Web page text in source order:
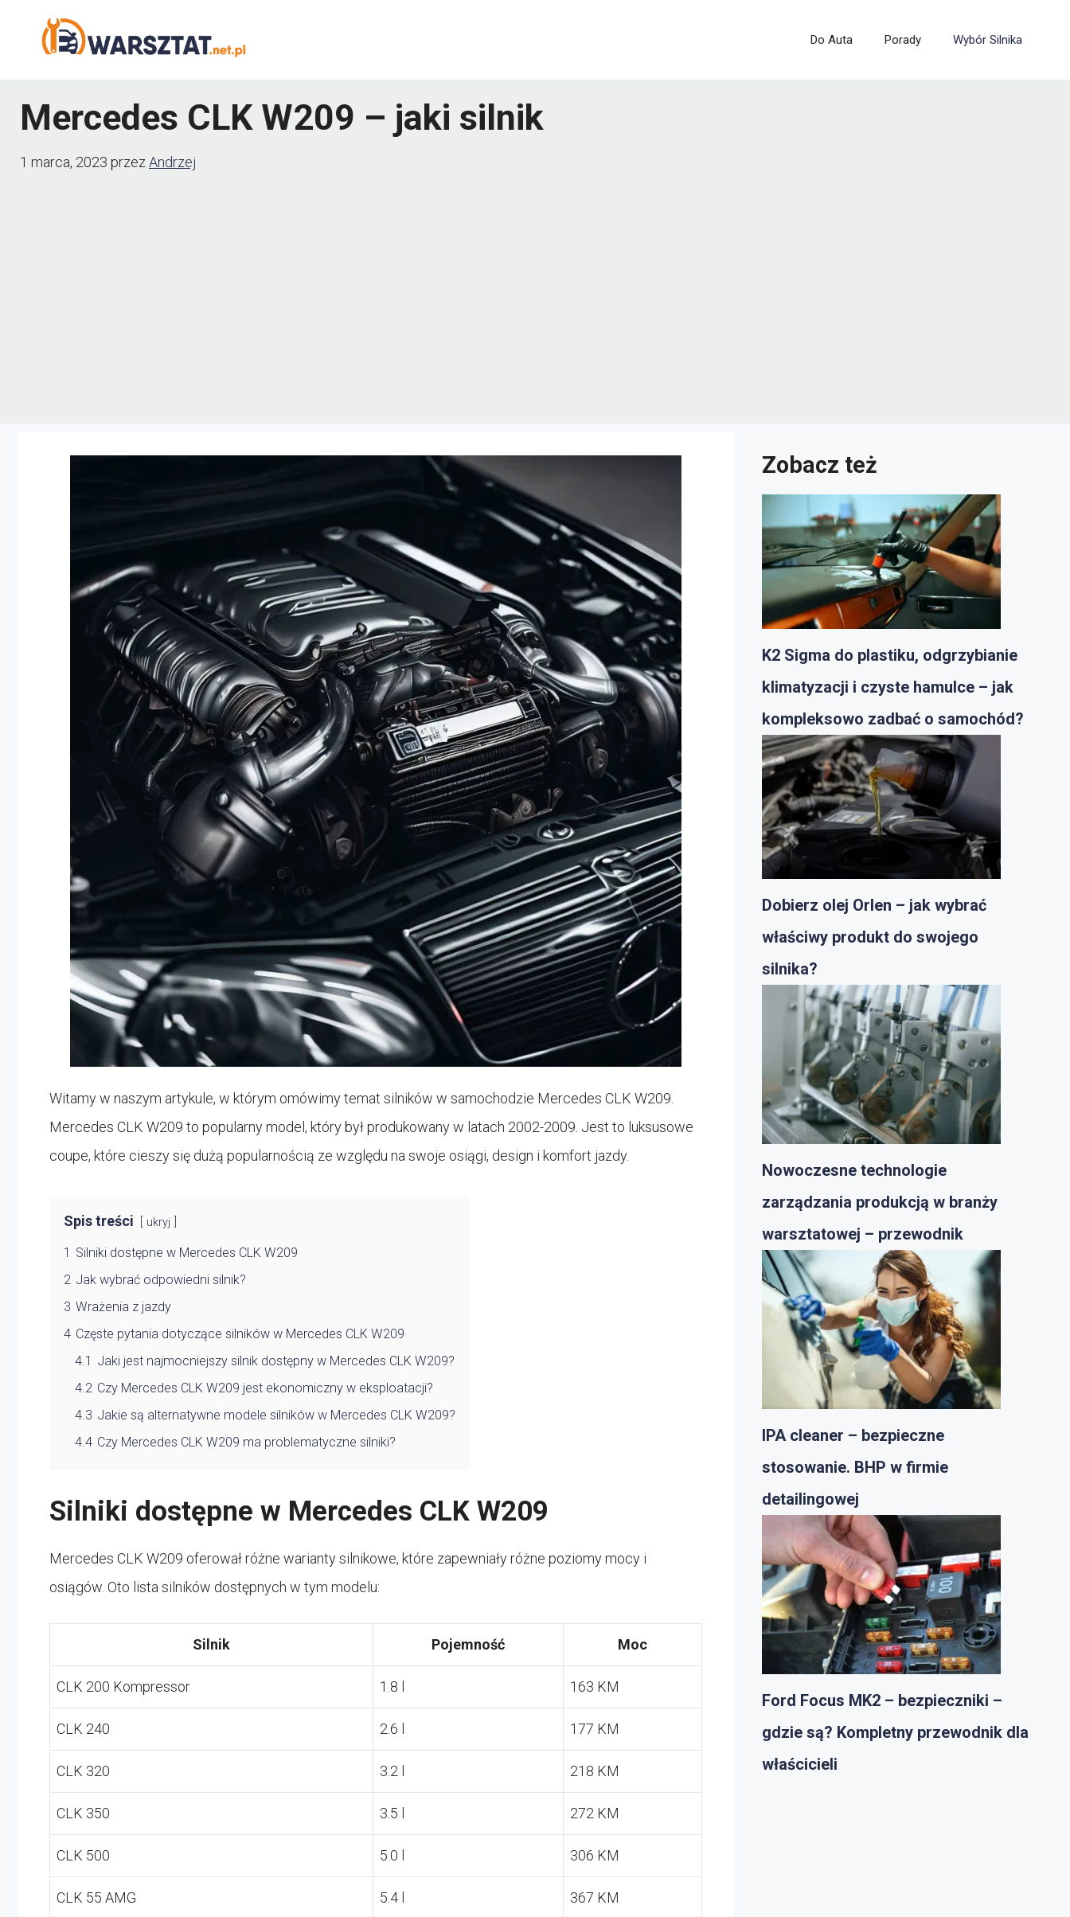
Do Auta Porady Wybór Silnika
Mercedes CLK W209 – jaki silnik
1 marca, 2023 przez Andrzej
Witamy w naszym artykule, w którym omówimy temat silników w samochodzie Mercedes CLK W209.
Mercedes CLK W209 to popularny model, który był produkowany w latach 2002-2009. Jest to luksusowe
coupe, które cieszy się dużą popularnością ze względu na swoje osiągi, design i komfort jazdy.
Spis treści ukryj
1 Silniki dostępne w Mercedes CLK W209
2 Jak wybrać odpowiedni silnik?
3 Wrażenia z jazdy
4 Częste pytania dotyczące silników w Mercedes CLK W209
4.1 Jaki jest najmocniejszy silnik dostępny w Mercedes CLK W209?
4.2 Czy Mercedes CLK W209 jest ekonomiczny w eksploatacji?
4.3 Jakie są alternatywne modele silników w Mercedes CLK W209?
4.4 Czy Mercedes CLK W209 ma problematyczne silniki?
Silniki dostępne w Mercedes CLK W209
Mercedes CLK W209 oferował różne warianty silnikowe, które zapewniały różne poziomy mocy i
osiągów. Oto lista silników dostępnych w tym modelu:
Silnik Pojemność Moc
CLK 200 Kompressor 1.8 l 163 KM
CLK 240 2.6 l 177 KM
CLK 320 3.2 l 218 KM
CLK 350 3.5 l 272 KM
CLK 500 5.0 l 306 KM
CLK 55 AMG 5.4 l 367 KM
Zobacz też
K2 Sigma do plastiku, odgrzybianie
klimatyzacji i czyste hamulce – jak
kompleksowo zadbać o samochód?
Dobierz olej Orlen – jak wybrać
właściwy produkt do swojego
silnika?
Nowoczesne technologie
zarządzania produkcją w branży
warsztatowej – przewodnik
IPA cleaner – bezpieczne
stosowanie. BHP w firmie
detailingowej
Ford Focus MK2 – bezpieczniki –
gdzie są? Kompletny przewodnik dla
właścicieli